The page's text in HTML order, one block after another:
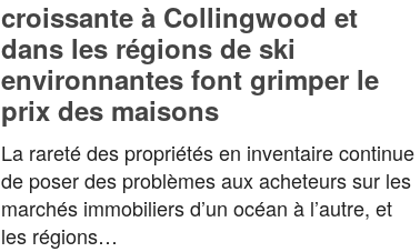
croissante à Collingwood et
dans les régions de ski
environnantes font grimper le
prix des maisons
La rareté des propriétés en inventaire continue
de poser des problèmes aux acheteurs sur les
marchés immobiliers d’un océan à l’autre, et
les régions…